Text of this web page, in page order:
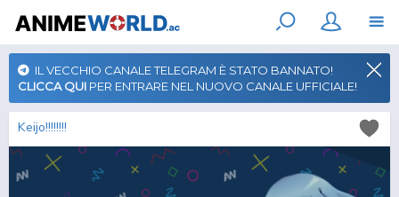
IL VECCHIO CANALE TELEGRAM È STATO BANNATO!
CLICCA QUI PER ENTRARE NEL NUOVO CANALE UFFICIALE!
Keijo!!!!!!!!